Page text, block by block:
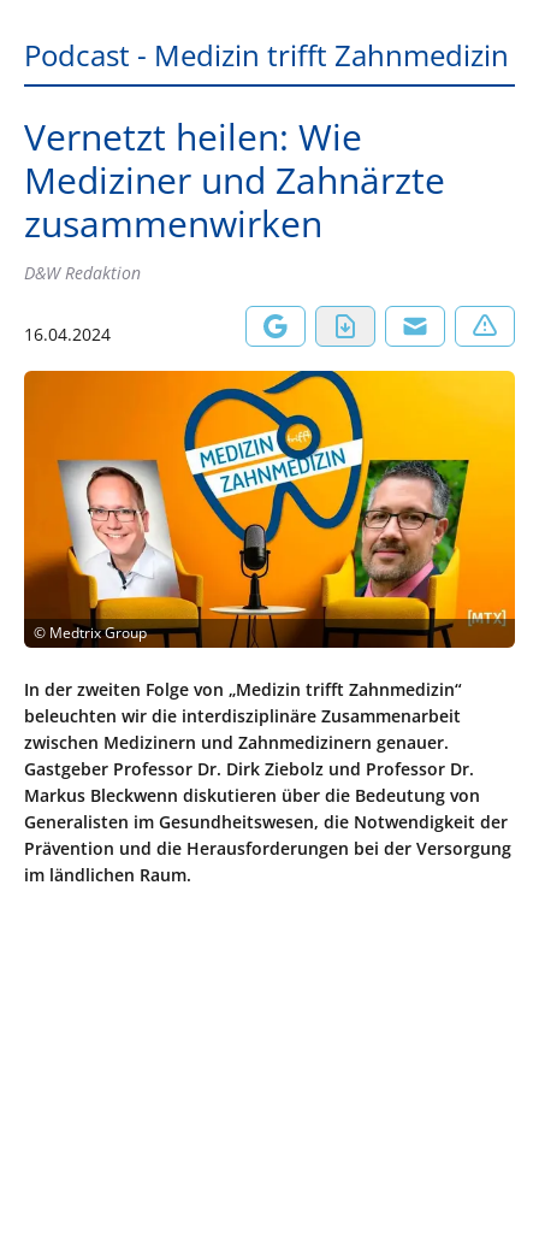
Podcast - Medizin trifft Zahnmedizin
Vernetzt heilen: Wie
Mediziner und Zahnärzte
zusammenwirken
D&W Redaktion
16.04.2024
© Medtrix Group
In der zweiten Folge von „Medizin trifft Zahnmedizin“
beleuchten wir die interdisziplinäre Zusammenarbeit
zwischen Medizinern und Zahnmedizinern genauer.
Gastgeber Professor Dr. Dirk Ziebolz und Professor Dr.
Markus Bleckwenn diskutieren über die Bedeutung von
Generalisten im Gesundheitswesen, die Notwendigkeit der
Prävention und die Herausforderungen bei der Versorgung
im ländlichen Raum.